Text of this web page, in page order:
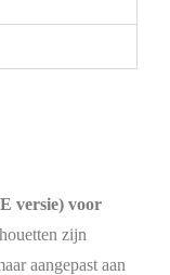
versie) voor
zijn
aangepast aan